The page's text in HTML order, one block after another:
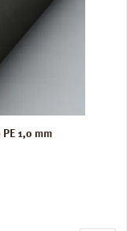
1,0 mm